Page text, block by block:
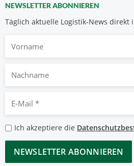
NEWSLETTER ABONNIEREN
Täglich aktuelle Logistik-News direkt
Nachname
Mail
*
Datenschutzbestimmungen
*
Ich akzeptiere die
CAPTCHA